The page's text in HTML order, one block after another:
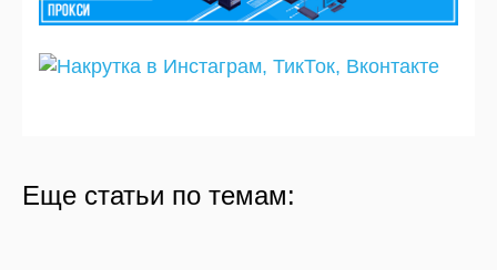
Еще статьи по темам:
2020
Программа для раскрутки в Тик Ток